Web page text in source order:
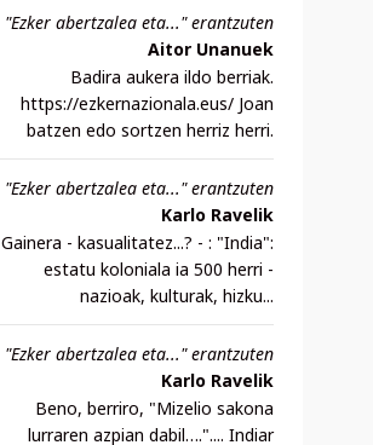
"Ezker abertzalea eta..." erantzuten
Aitor Unanuek
Badira aukera ildo berriak.
https://ezkernazionala.eus/ Joan
batzen edo sortzen herriz herri.
"Ezker abertzalea eta..." erantzuten
Karlo Ravelik
Gainera - kasualitatez...? - : "India":
estatu koloniala ia 500 herri -
nazioak, kulturak, hizku...
"Ezker abertzalea eta..." erantzuten
Karlo Ravelik
Beno, berriro, "Mizelio sakona
lurraren azpian dabil….".... Indiar